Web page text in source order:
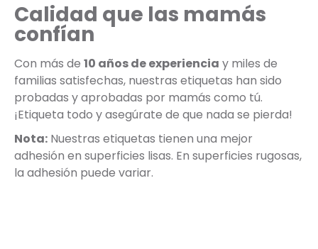
Calidad que las mamás
confían
Con más de 10 años de experiencia y miles de
familias satisfechas, nuestras etiquetas han sido
probadas y aprobadas por mamás como tú.
¡Etiqueta todo y asegúrate de que nada se pierda!
Nota: Nuestras etiquetas tienen una mejor
adhesión en superficies lisas. En superficies rugosas,
la adhesión puede variar.